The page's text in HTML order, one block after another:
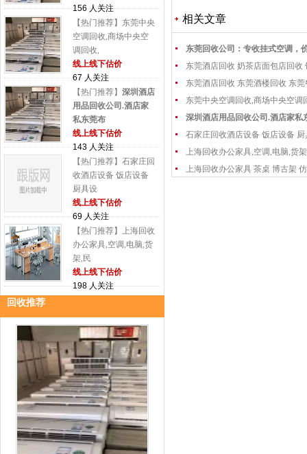
156 人关注
【热门推荐】东莞中央
空调回收,商场中央空
调回收,
线上线下估价
67 人关注
【热门推荐】 深圳酒店
用品回收公司.酒店家
私东莞布
线上线下估价
143 人关注
【热门推荐】石家庄回
收酒店设备 饭店设备
厨具设
线上线下估价
69 人关注
【热门推荐】上海回收
办公家具,空调,电脑,货
架,民
线上线下估价
198 人关注
回收推荐
相关文章
东莞回收公司：专收挂式空调，
东莞酒店回收 奶茶店面包店回收
东莞酒店回收 东莞酒楼回收 东
东莞中央空调回收,商场中央空调
深圳酒店用品回收公司.酒店家私
石家庄回收酒店设备 饭店设备 厨
上海回收办公家具,空调,电脑,货
上海回收办公家具 茶桌 博古架